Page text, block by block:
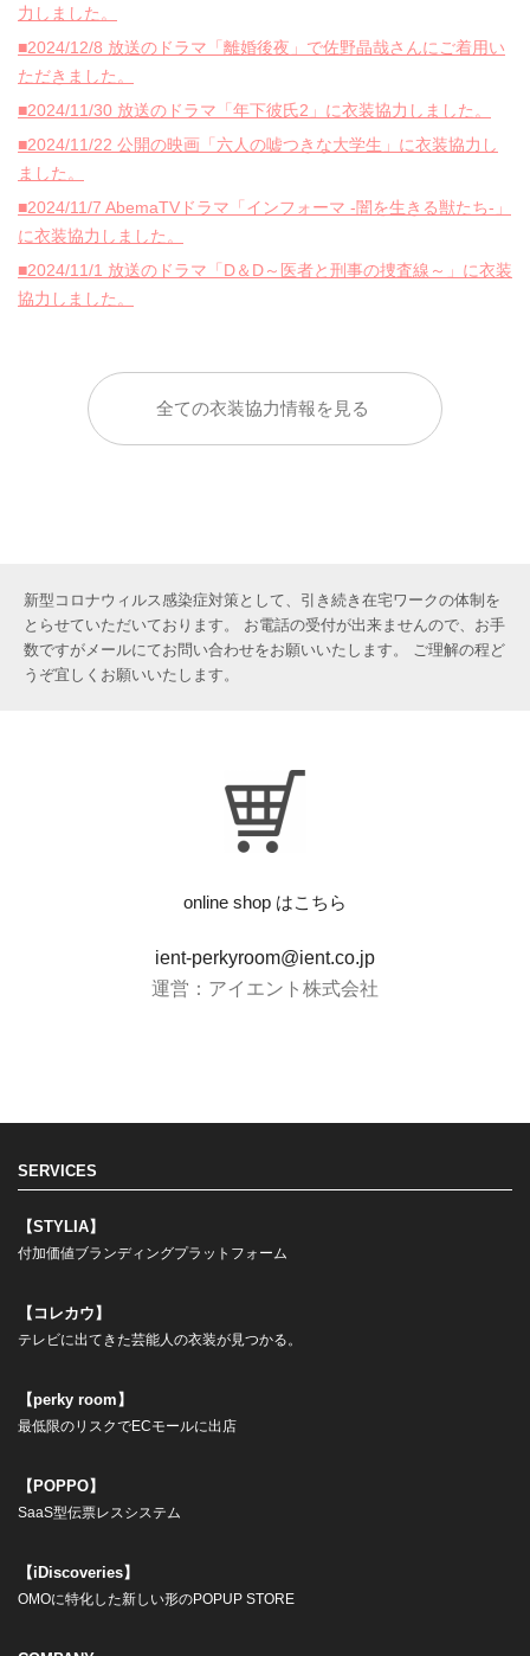
力しました。
■2024/12/8 放送のドラマ「離婚後夜」で佐野晶哉さんにご着用い
ただきました。
■2024/11/30 放送のドラマ「年下彼氏2」に衣装協力しました。
■2024/11/22 公開の映画「六人の嘘つきな大学生」に衣装協力し
ました。
■2024/11/7 AbemaTVドラマ「インフォーマ -闇を生きる獣たち-」
に衣装協力しました。
■2024/11/1 放送のドラマ「D＆D～医者と刑事の捜査線～」に衣装
協力しました。
全ての衣装協力情報を見る
新型コロナウィルス感染症対策として、引き続き在宅ワークの体制を
とらせていただいております。 お電話の受付が出来ませんので、お手
数ですがメールにてお問い合わせをお願いいたします。 ご理解の程ど
うぞ宜しくお願いいたします。
online shop はこちら
ient-perkyroom@ient.co.jp
運営：アイエント株式会社
SERVICES
【STYLIA】
付加価値ブランディングプラットフォーム
【コレカウ】
テレビに出てきた芸能人の衣装が見つかる。
【perky room】
最低限のリスクでECモールに出店
【POPPO】
SaaS型伝票レスシステム
【iDiscoveries】
OMOに特化した新しい形のPOPUP STORE